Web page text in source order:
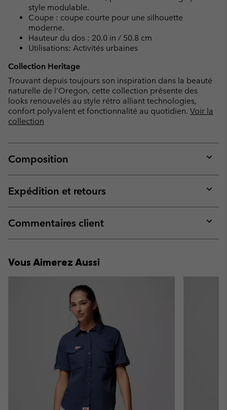
style modulable.
Coupe : coupe courte pour une silhouette
moderne.
Hauteur du dos : 20.0 in / 50.8 cm
Utilisations: Activités urbaines
Collection Heritage
Trouvant depuis toujours son inspiration dans la beauté
naturelle de l’Oregon, cette collection présente des
looks renouvelés au style rétro alliant technologies,
confort polyvalent et fonctionnalité au quotidien. Voir la
collection
Composition
or
Expédition et retours
or
Commentaires client
or
Vous Aimerez Aussi